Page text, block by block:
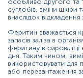
молоком.
шкіри, швидка
випадіння
Поява змін у
рівень
зниження
особливо другого та
суглобів, зміни
внаслідок відкладення
Феритин вважається
запасів заліза в
феритину в сироватці
дня. Таким чином,
використовувати для
або перевантаження